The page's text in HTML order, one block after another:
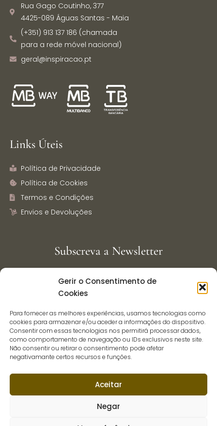
Gerir o Consentimento de
Cookies
Para fornecer as melhores experiências, usamos tecnologias como
cookies para armazenar e/ou aceder a informações do dispositivo.
Consentir com essas tecnologias nos permitirá processar dados,
como comportamento de navegação ou IDs exclusivos neste site.
Não consentir ou retirar o consentimento pode afetar
negativamante certos recursos e funções.
Aceitar
Negar
Rua Gago Coutinho, 377
4425-089 Águas Santas - Maia
(+351) 913 137 186 (chamada
para a rede móvel nacional)
geral@inspiracao.pt
Links Úteis
Política de Privacidade
Política de Cookies
Termos e Condições
Envios e Devoluções
Subscreva a Newsletter
por parte da Inspiração.pt, para efeitos de
comunicação.
Enviar